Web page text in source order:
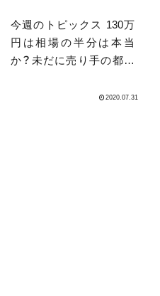
今週のトピックス 130万
円は相場の半分は本当
か？未だに売り手の都合
業界 「加工が民主化」され